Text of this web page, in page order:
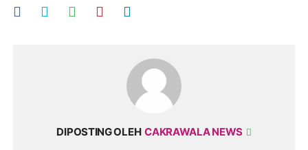
DIPOSTING OLEH CAKRAWALA NEWS